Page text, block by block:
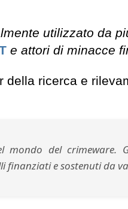
utilizzato da
e attori di minacce
della ricerca e
mondo del crimeware.
e sostenuti da